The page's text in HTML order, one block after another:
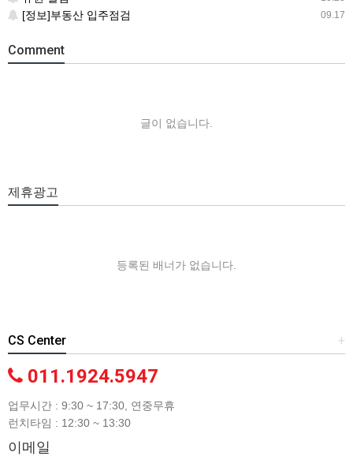
09.17
[정보]부동산 입주점검
Comment
글이 없습니다.
제휴광고
등록된 배너가 없습니다.
+
CS Center
011.1924.5947
업무시간 : 9:30 ~ 17:30, 연중무휴
런치타임 : 12:30 ~ 13:30
이메일